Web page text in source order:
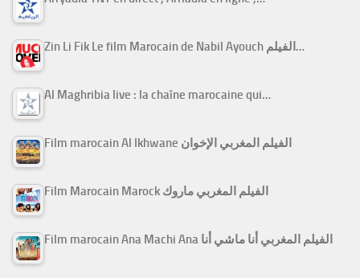
Zin Li Fik Le film Marocain de Nabil Ayouch الفيلم…
Al Maghribia live : la chaîne marocaine qui…
Film marocain Al Ikhwane الفيلم المغربي الإخوان
Film Marocain Marock الفيلم المغربي ماروك
Film marocain Ana Machi Ana الفيلم المغربي أنا ماشي أنا